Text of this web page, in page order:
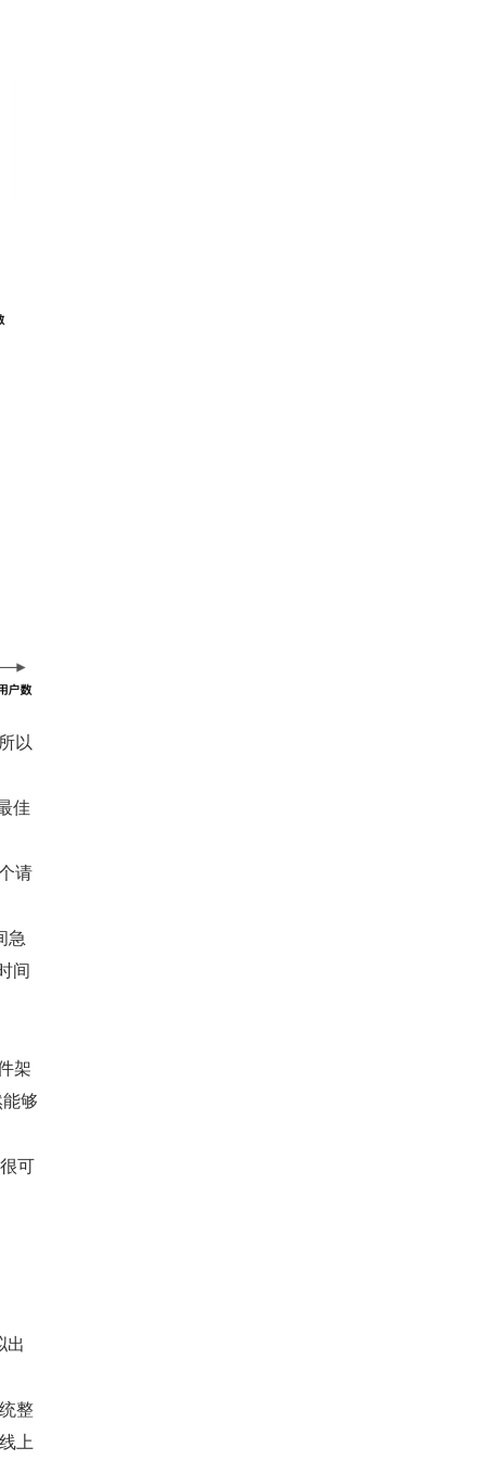
以
佳
请
急
间
架
够
可
出
整
上